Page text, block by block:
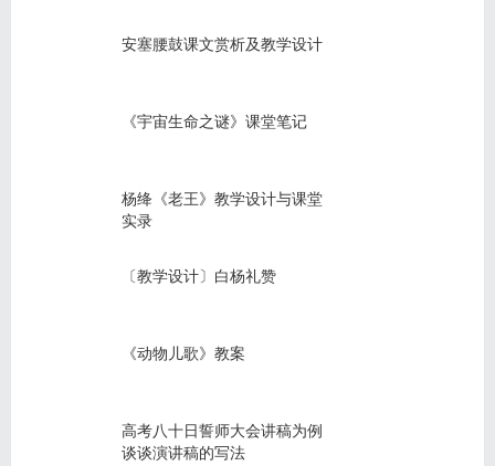
安塞腰鼓课文赏析及教学设计
《宇宙生命之谜》课堂笔记
杨绛《老王》教学设计与课堂
实录
〔教学设计〕白杨礼赞
《动物儿歌》教案
高考八十日誓师大会讲稿为例
谈谈演讲稿的写法